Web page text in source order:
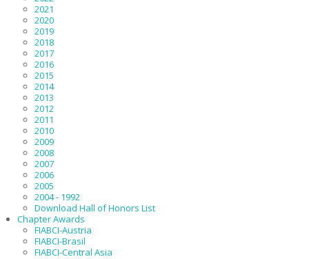
2021
2020
2019
2018
2017
2016
2015
2014
2013
2012
2011
2010
2009
2008
2007
2006
2005
2004 - 1992
Download Hall of Honors List
Chapter Awards
FIABCI-Austria
FIABCI-Brasil
FIABCI-Central Asia